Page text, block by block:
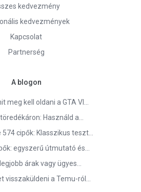
kedvezmény
kedvezmények
Kapcsolat
Partnerség
A blogon
meg kell oldani a GTA VI…
Használd a…
574 cipők: Klasszikus teszt…
egyszerű útmutató és…
árak vagy ügyes…
visszaküldeni a Temu-ról…